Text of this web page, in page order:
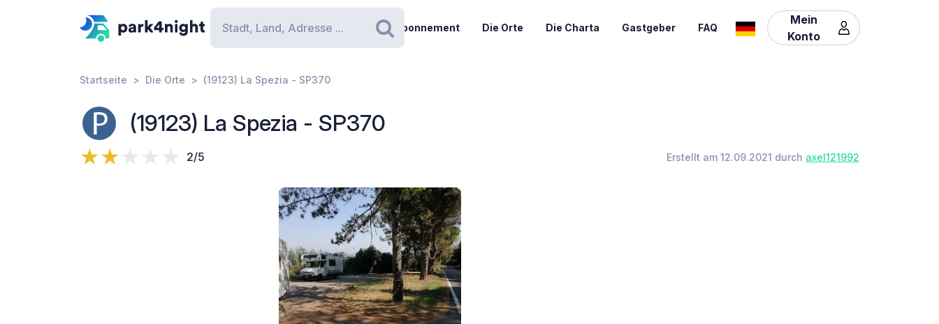
Suchen
Abonnement Die Orte Die Charta Gastgeber FAQ
Mein
Konto
Startseite Die Orte (19123) La Spezia - SP370
(19123) La Spezia - SP370
2/5 Erstellt am 12.09.2021 durch axel121992